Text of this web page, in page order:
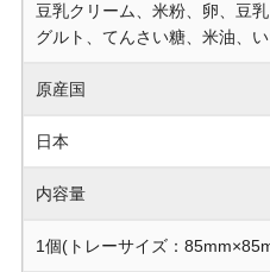
豆乳クリーム、米粉、卵、豆
グルト、てんさい糖、米油、
原産国
日本
内容量
1個(トレーサイズ：